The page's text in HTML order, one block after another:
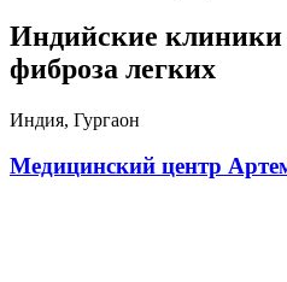
Индийские
фиброза легких
Индия, Гургаон
Медицинский центр